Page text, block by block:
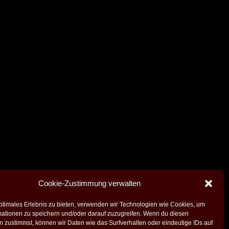
Cookie-Zustimmung verwalten
Erlebnis zu bieten, verwenden wir Technologien wie Cookies, um
zu speichern und/oder darauf zuzugreifen. Wenn du diesen
zustimmst, können wir Daten wie das Surfverhalten oder eindeutige IDs auf